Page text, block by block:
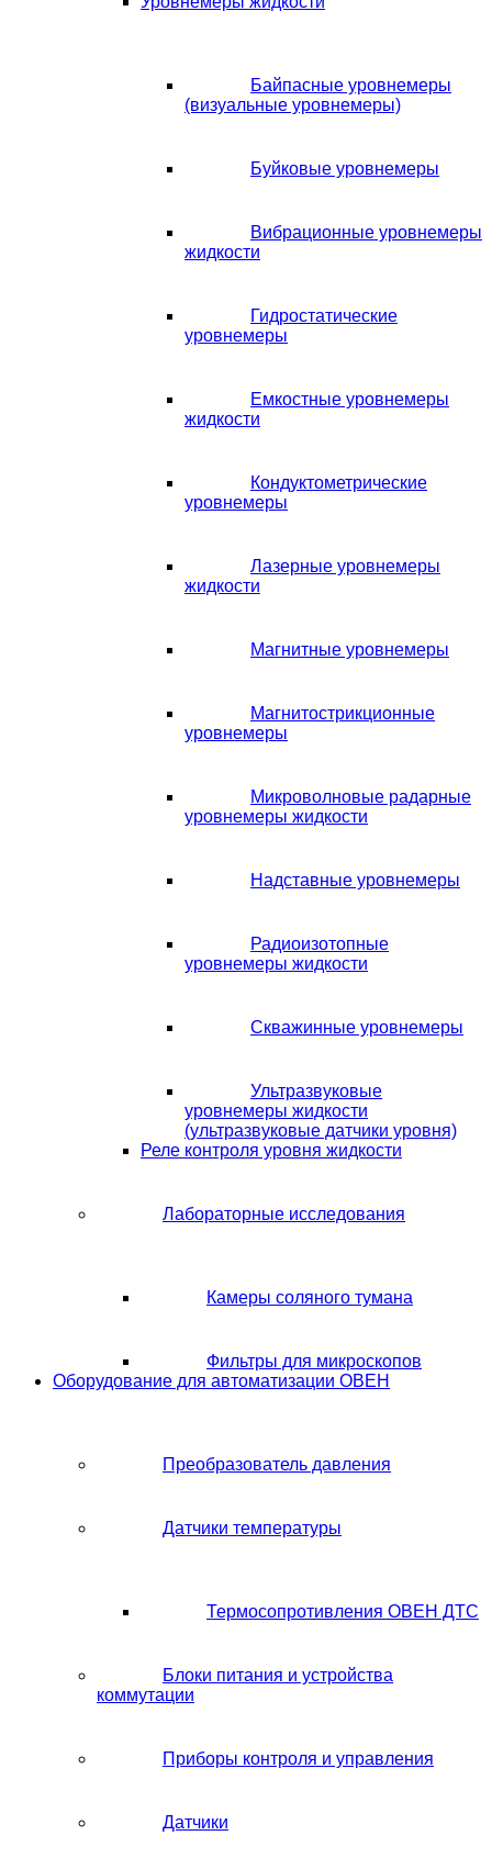
Байпасные уровнемеры
(визуальные уровнемеры)
Буйковые уровнемеры
Вибрационные уровнемеры
жидкости
Гидростатические
уровнемеры
Емкостные уровнемеры
жидкости
Кондуктометрические
уровнемеры
Лазерные уровнемеры
жидкости
Магнитные уровнемеры
Магнитострикционные
уровнемеры
Микроволновые радарные
уровнемеры жидкости
Надставные уровнемеры
Радиоизотопные
уровнемеры жидкости
Скважинные уровнемеры
Ультразвуковые
уровнемеры жидкости
(ультразвуковые датчики уровня)
Реле контроля уровня жидкости
Лабораторные исследования
Камеры соляного тумана
Фильтры для микроскопов
Оборудование для автоматизации ОВЕН
Преобразователь давления
Датчики температуры
Термосопротивления ОВЕН ДТС
Блоки питания и устройства
коммутации
Приборы контроля и управления
Датчики